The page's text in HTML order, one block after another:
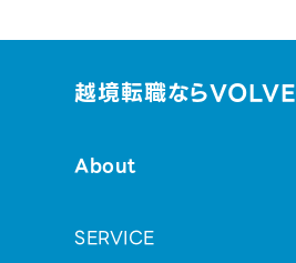
越境転職ならVOLVE
About
SERVICE